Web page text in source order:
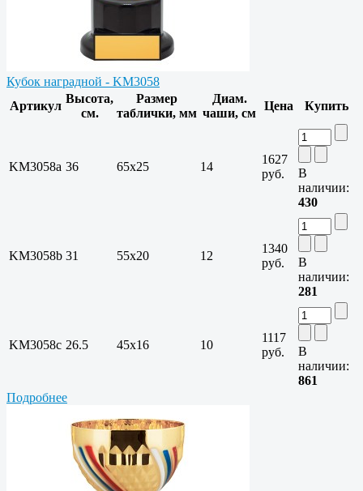
Кубок наградной - KM3058
Артикул
Высота,
см.
Размер
таблички, мм
Диам.
чаши, см
Цена Купить
KM3058a 36 65х25 14
1627
руб.
В
наличии:
430
KM3058b 31 55х20 12
1340
руб.
В
наличии:
281
KM3058c 26.5 45х16 10
1117
руб.
В
наличии:
861
Подробнее